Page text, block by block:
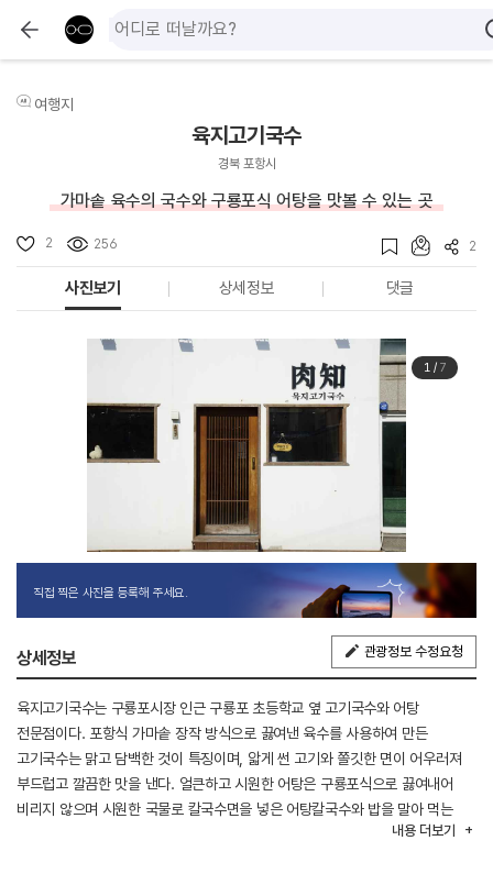
여행지
육지고기국수
경북 포항시
가마솥 육수의 국수와 구룡포식 어탕을 맛볼 수 있는 곳
2 256 2
사진보기 상세정보 댓글
1/ 7
직접 찍은 사진을 등록해 주세요.
상세정보 관광정보 수정요청
육지고기국수는 구룡포시장 인근 구룡포 초등학교 옆 고기국수와 어탕
전문점이다. 포항식 가마솥 장작 방식으로 끓여낸 육수를 사용하여 만든
고기국수는 맑고 담백한 것이 특징이며, 앏게 썬 고기와 쫄깃한 면이 어우러져
부드럽고 깔끔한 맛을 낸다. 얼큰하고 시원한 어탕은 구룡포식으로 끓여내어
비리지 않으며 시원한 국물로 칼국수면을 넣은 어탕칼국수와 밥을 말아 먹는
어탕밥은 인근 군인, 경찰, 소방관들이 즐겨찾는 메뉴 중 하나이다. 깔끔한 좌석
내용 더보기